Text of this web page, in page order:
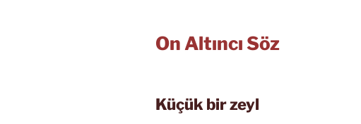
On Altıncı Söz
Küçük bir zeyl